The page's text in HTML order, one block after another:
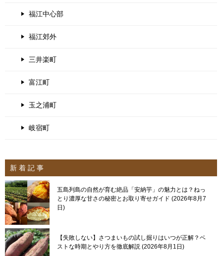
福江中心部
福江郊外
三井楽町
富江町
玉之浦町
岐宿町
新 着 記 事
五島列島の自然が育む絶品「安納芋」の魅力とは？ねっ
とり濃厚な甘さの秘密とお取り寄せガイド 2026年8月7
日
【失敗しない】さつまいもの試し掘りはいつが正解？ベ
ストな時期とやり方を徹底解説 2026年8月1日